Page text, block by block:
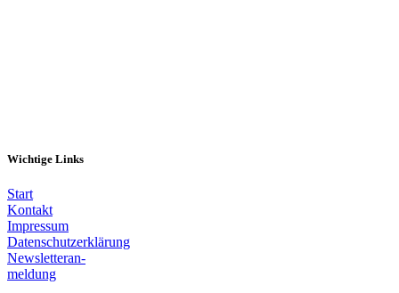
Wichtige Links
Start
Kontakt
Impressum
Datenschutzerklärung
Newsletteran-
meldung